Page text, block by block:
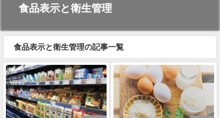
食品表示と衛生管理
食品表示と衛生管理の記事一覧